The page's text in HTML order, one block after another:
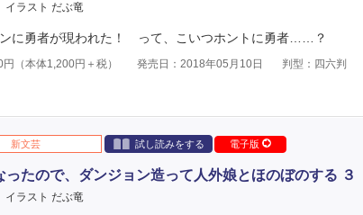
イラスト だぶ竜
に勇者が現われた！ って、こいつホントに勇者……？
円（本体1,200円＋税） 発売日：2018年05月10日 判型：四六判
新文芸 試し読みをする 電子版
ったので、ダンジョン造って人外娘とほのぼのする ３
イラスト だぶ竜